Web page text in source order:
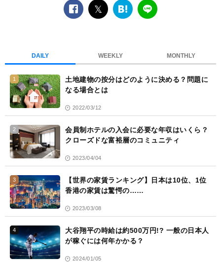
facebook
twitterは
ブ
ッ
ク
ク
LINE
DAILY WEEKLY MONTHLY
1
土地建物の按分はどのように決める？問題に
なる場合とは
2022/03/12
2
会員制ホテルの入会に必要な年収はいくら？
クローズドな富裕層のコミュニティ
2023/04/04
3
【世界の家賃ランキング】日本は10位、1位
香港の家賃は驚愕の……
2023/03/08
4
大谷翔平の時給は約500万円!? 一般の日本人
が稼ぐには何年かかる？
2024/01/05